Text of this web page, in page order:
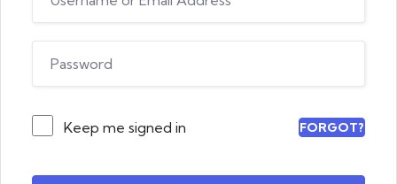
Keep me signed in FORGOT?